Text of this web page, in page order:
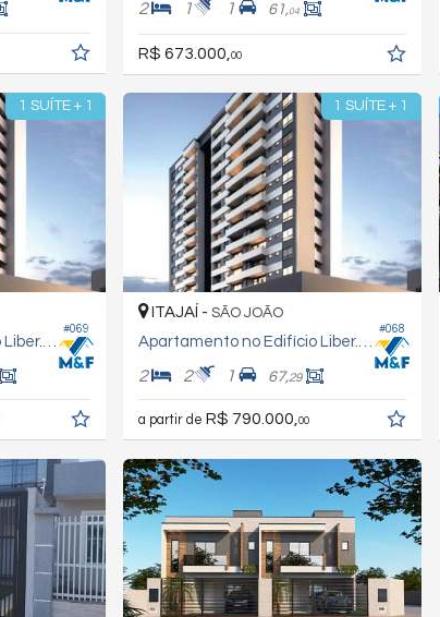
2 1 1 61,04
R$ 673.000, 00
1 SUÍTE + 1
#069
Apartamento no Edifício Liber.ato
1 SUÍTE + 1
#068
ITAJAÍ - SÃO JOÃO
Apartamento no Edifício Liber.ato
2 2 1 67,29
a partir de R$ 790.000,00